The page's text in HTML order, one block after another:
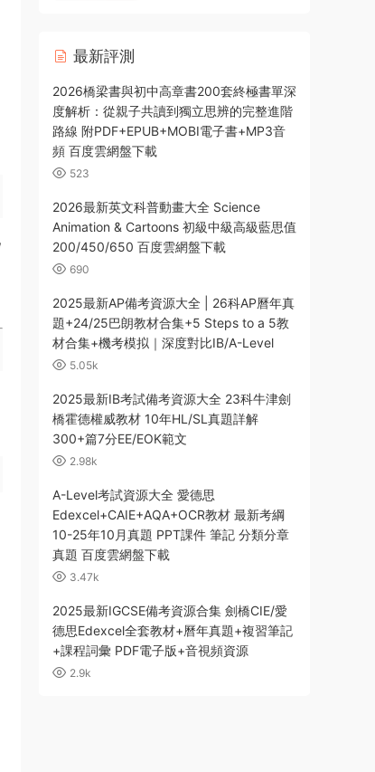
最新評測
2026橋梁書與初中高章書200套終極書單深
度解析：從親子共讀到獨立思辨的完整進階
路線 附PDF+EPUB+MOBI電子書+MP3音
頻 百度雲網盤下載
523
2026最新英文科普動畫大全 Science
Animation & Cartoons 初級中級高級藍思值
200/450/650 百度雲網盤下載
690
2025最新AP備考資源大全 | 26科AP曆年真
題+24/25巴朗教材合集+5 Steps to a 5教
材合集+機考模拟｜深度對比IB/A-Level
5.05k
2025最新IB考試備考資源大全 23科牛津劍
橋霍德權威教材 10年HL/SL真題詳解
300+篇7分EE/EOK範文
2.98k
A-Level考試資源大全 愛德思
Edexcel+CAIE+AQA+OCR教材 最新考綱
10-25年10月真題 PPT課件 筆記 分類分章
真題 百度雲網盤下載
3.47k
2025最新IGCSE備考資源合集 劍橋CIE/愛
德思Edexcel全套教材+曆年真題+複習筆記
+課程詞彙 PDF電子版+音視頻資源
2.9k